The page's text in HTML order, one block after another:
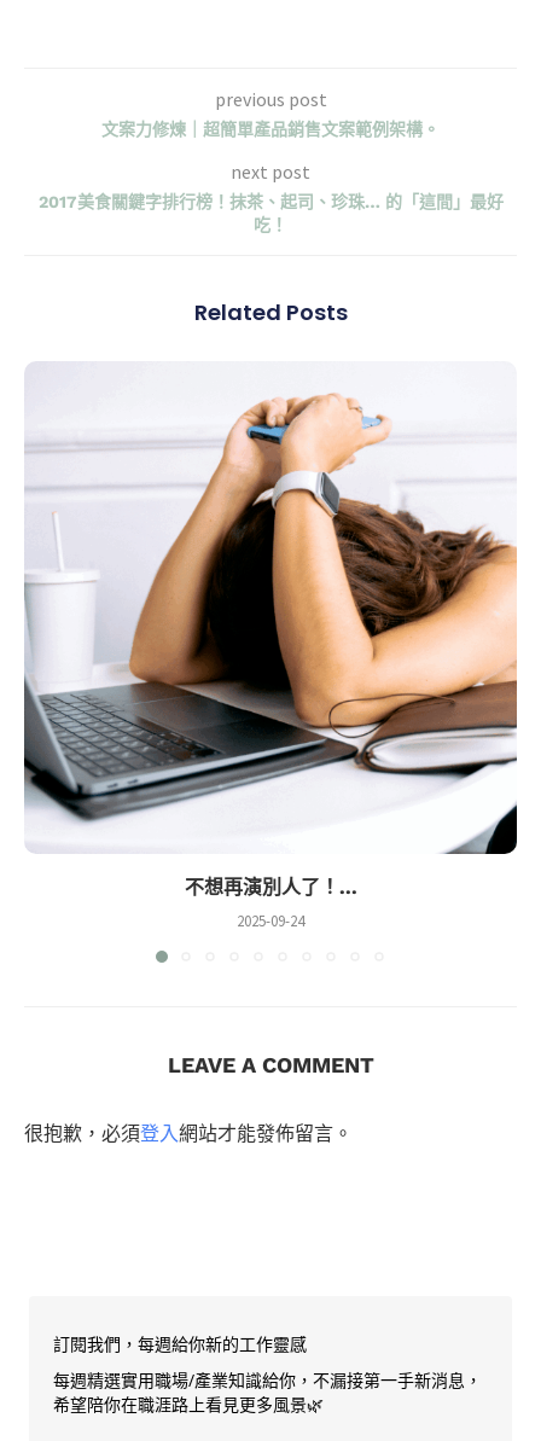
previous post
文案力修煉｜超簡單產品銷售文案範例架構。
next post
2017美食關鍵字排行榜！抹茶、起司、珍珠… 的「這間」最好
吃！
Related Posts
不想再演別人了！...
2025-09-24
LEAVE A COMMENT
很抱歉，必須登入網站才能發佈留言。
訂閱我們，每週給你新的工作靈感
每週精選實用職場/產業知識給你，不漏接第一手新消息，
希望陪你在職涯路上看見更多風景🌿